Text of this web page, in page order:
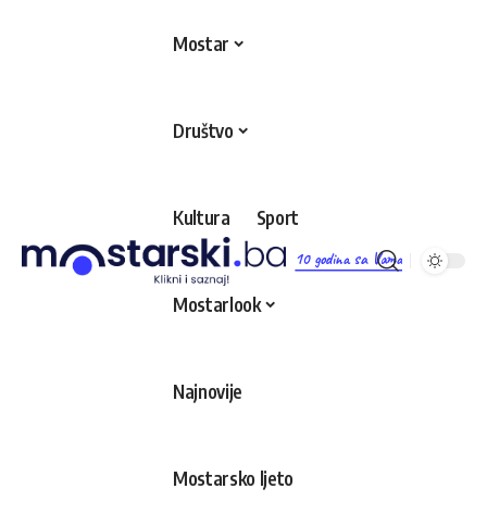
10 godina sa Vama
Mostar
Društvo
Kultura Sport
Mostarlook
Najnovije
Mostarsko ljeto